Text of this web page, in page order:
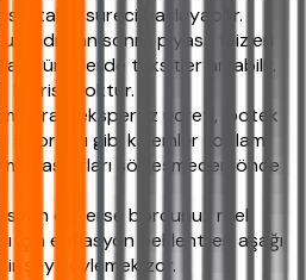
takip süreci başlayabilir.
sonra piyasa faizleri
ürünlerde taksitler artabilir.
bu risk yoktur.
ekspertiz ücreti, ipotek
gibi kalemler toplam
masrafları sözleşmeden önce
düşerse borcunuz reel
için enflasyon beklentileri aşağı
şey söylemek zor.